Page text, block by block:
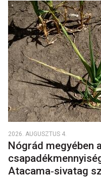
2026. AUGUSZTUS 4.
Nógrád megyében
Atacama‑sivatag